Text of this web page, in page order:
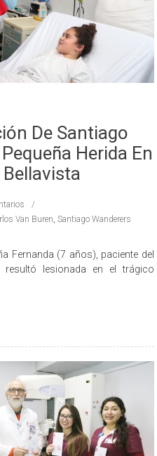
De Santiago
Herida En
Van Buren ,Santiago Wanderers
Fernanda (7 años), paciente del
resultó lesionada en el trágico